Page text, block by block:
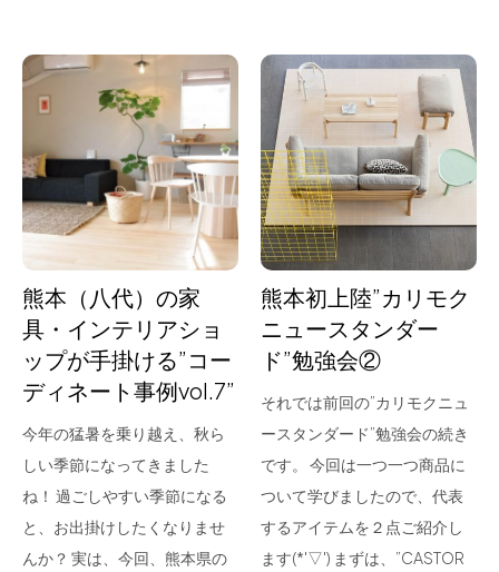
Blog
About us
for Business
Recruit
フラッグシップストア
0965-52-0323
熊本店
096-274-8175
熊本（八代）の家
具・インテリアショ
ップが手掛ける”コー
ディネート事例vol.7”
今年の猛暑を乗り越え、秋ら
しい季節になってきました
ね！ 過ごしやすい季節になる
と、お出掛けしたくなりませ
んか？ 実は、今回、熊本県の
熊本初上陸”カリモク
ニュースタンダー
ド”勉強会②
それでは前回の”カリモクニュ
ースタンダード”勉強会の続き
です。 今回は一つ一つ商品に
ついて学びましたので、代表
するアイテムを２点ご紹介し
ます(*'▽') まずは、”CASTOR